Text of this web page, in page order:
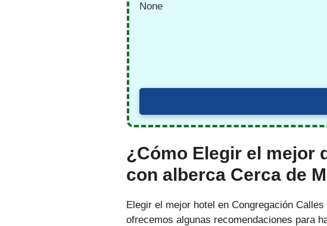
None
¿Cómo Elegir el mejor
con alberca Cerca de
Elegir el mejor hotel en Congregación
ofrecemos algunas recomendaciones para